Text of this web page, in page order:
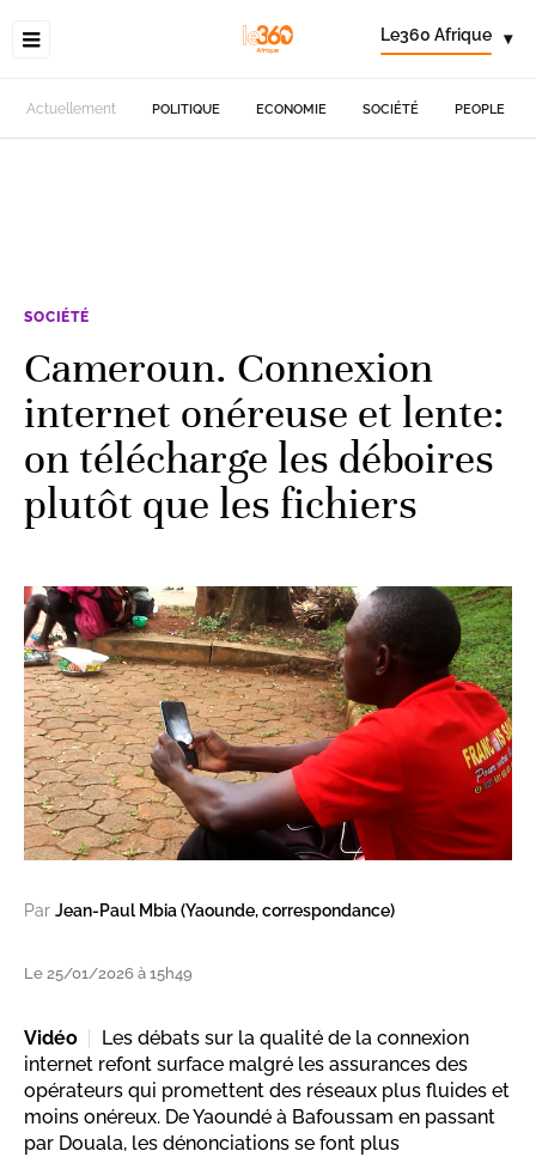
Le360 Afrique ▾
Actuellement POLITIQUE ECONOMIE SOCIÉTÉ PEOPLE
SOCIÉTÉ
Cameroun. Connexion
internet onéreuse et lente:
on télécharge les déboires
plutôt que les fichiers
Par Jean-Paul Mbia (Yaounde, correspondance)
Le 25/01/2026 à 15h49
Vidéo
Les débats sur la qualité de la connexion
internet refont surface malgré les assurances des
opérateurs qui promettent des réseaux plus fluides et
moins onéreux. De Yaoundé à Bafoussam en passant
par Douala, les dénonciations se font plus